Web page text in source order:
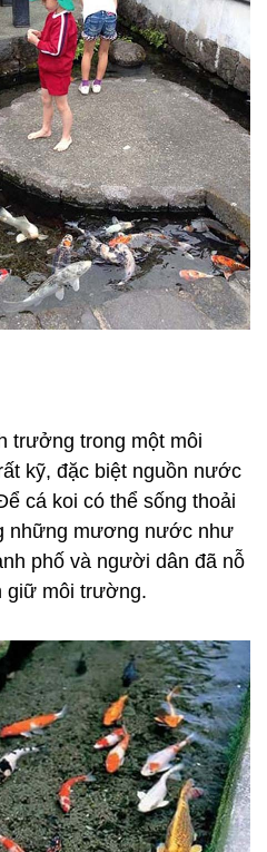
trưởng trong một môi
kỹ, đặc biệt nguồn nước
cá koi có thể sống thoải
những mương nước như
phố và người dân đã nỗ
giữ môi trường.